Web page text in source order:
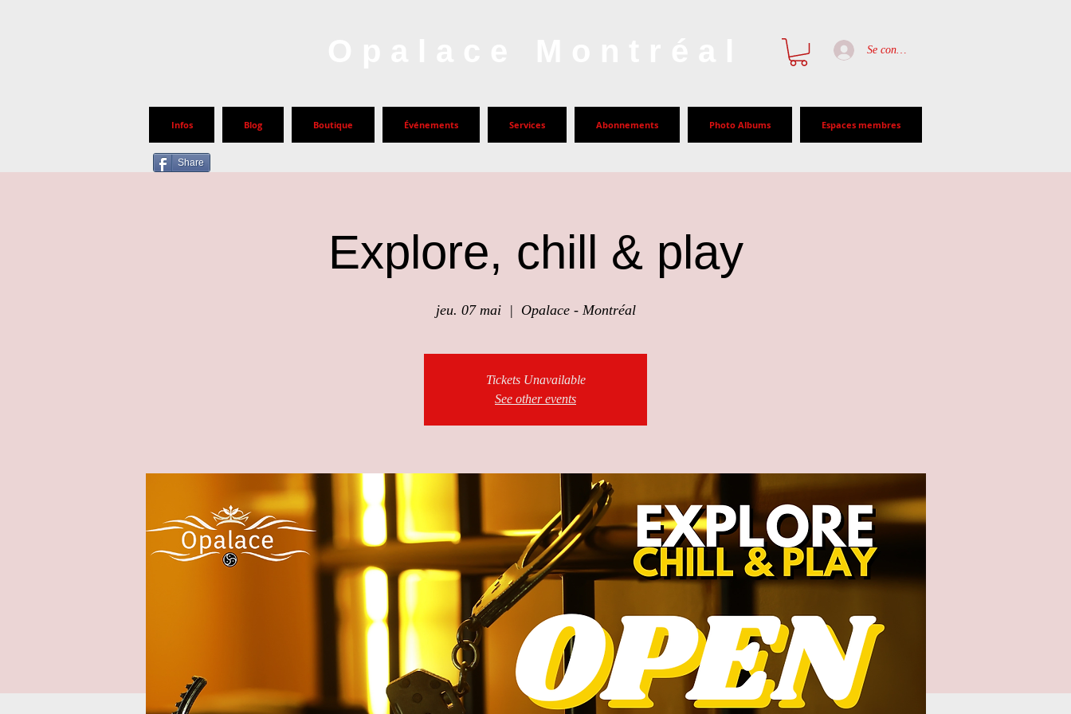
Se connecter
Infos Blog Boutique Événements Services Abonnements Photo Albums Espaces membres
Share
Explore, chill & play
jeu. 07 mai
  |
Opalace - Montréal
Tickets Unavailable
See other events